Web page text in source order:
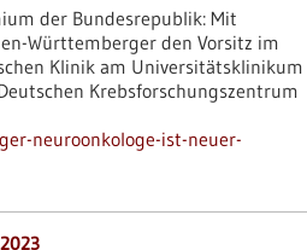
der Bundesrepublik: Mit
Württemberger den Vorsitz im
Klinik am Universitätsklinikum
Krebsforschungszentrum
neuroonkologe-ist-neuer-